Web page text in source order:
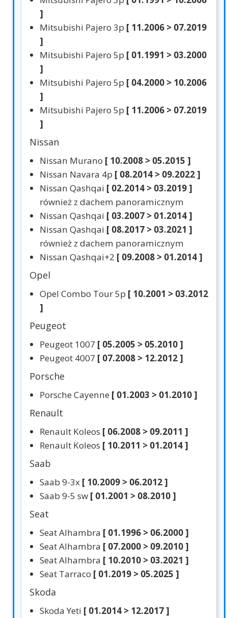
]
Mitsubishi Pajero 3p [ 11.2006 > 07.2019
]
Mitsubishi Pajero 5p [ 01.1991 > 03.2000
]
Mitsubishi Pajero 5p [ 04.2000 > 10.2006
]
Mitsubishi Pajero 5p [ 11.2006 > 07.2019
]
Nissan
Nissan Murano [ 10.2008 > 05.2015 ]
Nissan Navara 4p [ 08.2014 > 09.2022 ]
Nissan Qashqai [ 02.2014 > 03.2019 ]
również z dachem panoramicznym
Nissan Qashqai [ 03.2007 > 01.2014 ]
Nissan Qashqai [ 08.2017 > 03.2021 ]
również z dachem panoramicznym
Nissan Qashqai+2 [ 09.2008 > 01.2014 ]
Opel
Opel Combo Tour 5p [ 10.2001 > 03.2012
]
Peugeot
Peugeot 1007 [ 05.2005 > 05.2010 ]
Peugeot 4007 [ 07.2008 > 12.2012 ]
Porsche
Porsche Cayenne [ 01.2003 > 01.2010 ]
Renault
Renault Koleos [ 06.2008 > 09.2011 ]
Renault Koleos [ 10.2011 > 01.2014 ]
Saab
Saab 9-3x [ 10.2009 > 06.2012 ]
Saab 9-5 sw [ 01.2001 > 08.2010 ]
Seat
Seat Alhambra [ 01.1996 > 06.2000 ]
Seat Alhambra [ 07.2000 > 09.2010 ]
Seat Alhambra [ 10.2010 > 03.2021 ]
Seat Tarraco [ 01.2019 > 05.2025 ]
Skoda
Skoda Yeti [ 01.2014 > 12.2017 ]